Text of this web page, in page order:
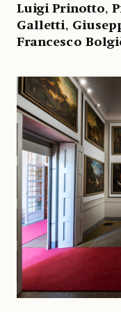
Luigi Prinotto,
Galletti,
Francesco